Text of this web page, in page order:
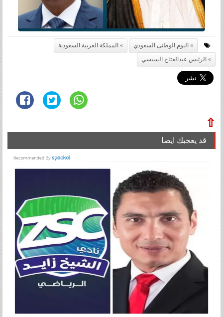
اليوم الوطنى السعودي
المملكة العربية السعودية
الرئيس عبدالفتاح السيسي
⇧
قد يعجبك ايضا